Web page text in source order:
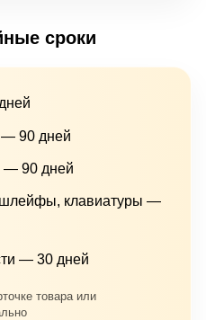
сроки
— 90 дней
— 90 дней
шлейфы, клавиатуры —
— 30 дней
товара или